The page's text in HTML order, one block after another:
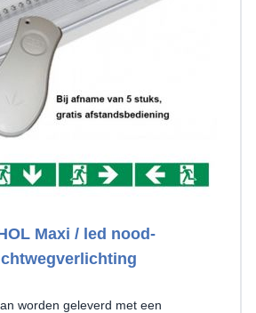
Maxi / led nood-
worden geleverd met een